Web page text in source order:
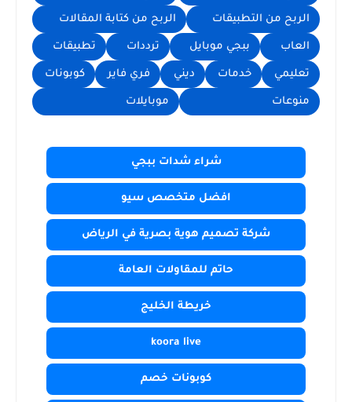
الربح من التطبيقات الربح من كتابة المقالات
العاب ببجي موبايل ترددات تطبيقات
تعليمي خدمات ديني فري فاير كوبونات
منوعات موبايلات
شراء شدات ببجي
افضل متخصص سيو
شركة تصميم هوية بصرية في الرياض
حاتم للمقاولات العامة
خريطة الخليج
koora live
كوبونات خصم